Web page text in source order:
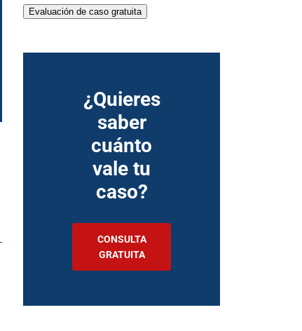
Evaluación de caso gratuita
¿Quieres
saber
cuánto
vale tu
caso?
CONSULTA
GRATUITA